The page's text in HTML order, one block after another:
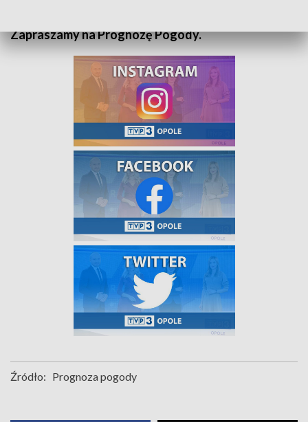
Zapraszamy na Prognozę Pogody.
Źródło: Prognoza pogody